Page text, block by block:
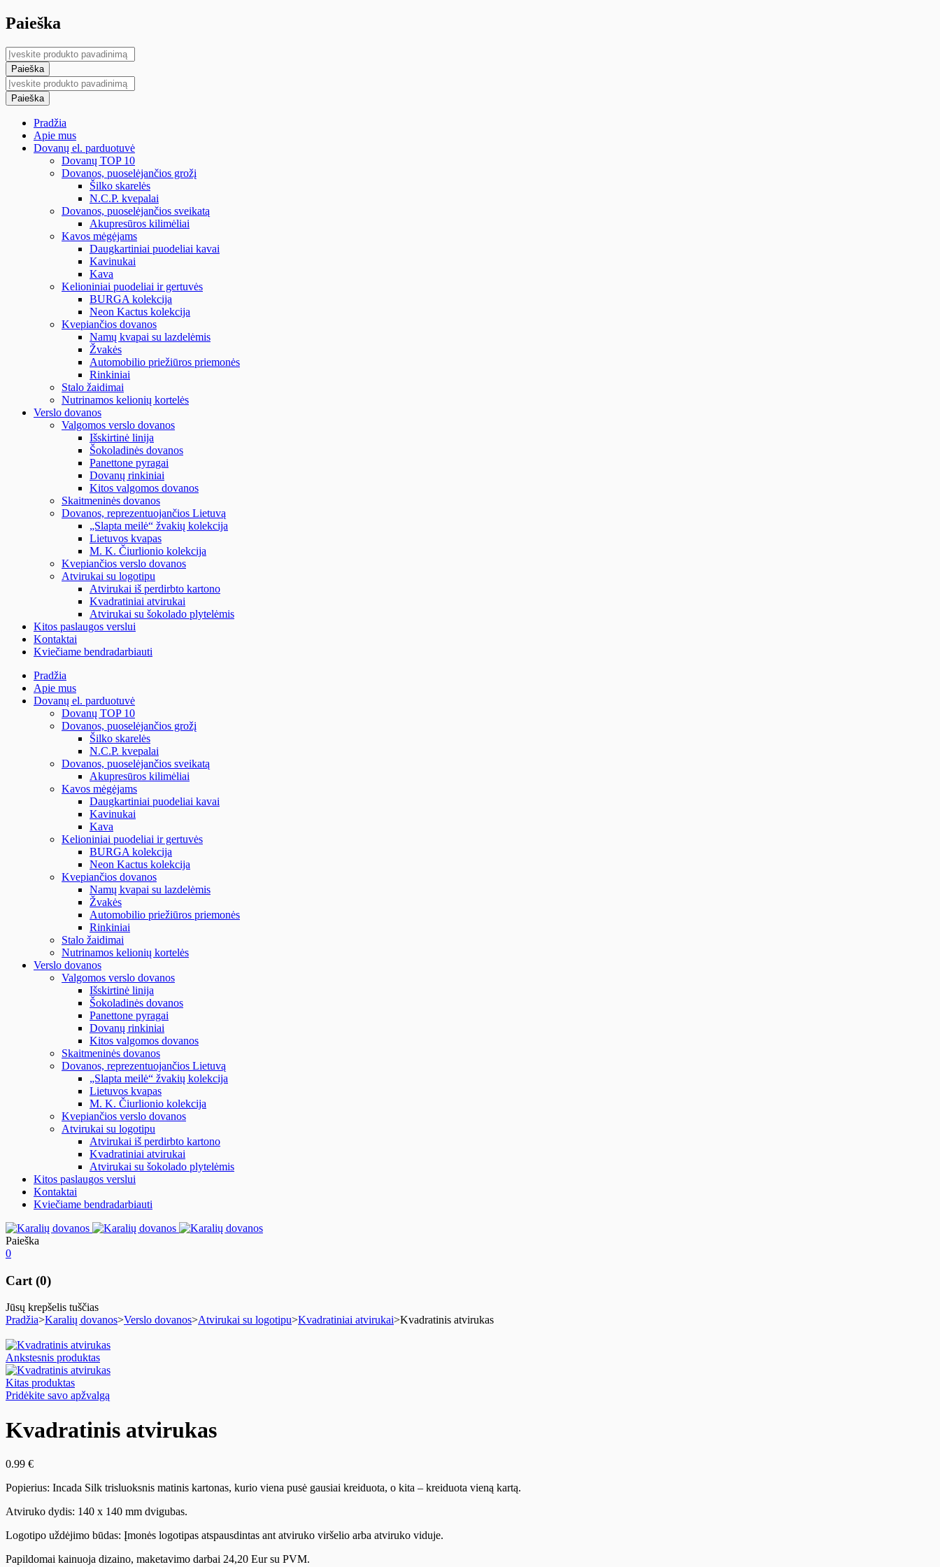
Paieška
Pradžia
Apie mus
Dovanų el. parduotuvė
Dovanų TOP 10
Dovanos, puoselėjančios grožį
Šilko skarelės
N.C.P. kvepalai
Dovanos, puoselėjančios sveikatą
Akupresūros kilimėliai
Kavos mėgėjams
Daugkartiniai puodeliai kavai
Kavinukai
Kava
Kelioniniai puodeliai ir gertuvės
BURGA kolekcija
Neon Kactus kolekcija
Kvepiančios dovanos
Namų kvapai su lazdelėmis
Žvakės
Automobilio priežiūros priemonės
Rinkiniai
Stalo žaidimai
Nutrinamos kelionių kortelės
Verslo dovanos
Valgomos verslo dovanos
Išskirtinė linija
Šokoladinės dovanos
Panettone pyragai
Dovanų rinkiniai
Kitos valgomos dovanos
Skaitmeninės dovanos
Dovanos, reprezentuojančios Lietuvą
„Slapta meilė“ žvakių kolekcija
Lietuvos kvapas
M. K. Čiurlionio kolekcija
Kvepiančios verslo dovanos
Atvirukai su logotipu
Atvirukai iš perdirbto kartono
Kvadratiniai atvirukai
Atvirukai su šokolado plytelėmis
Kitos paslaugos verslui
Kontaktai
Kviečiame bendradarbiauti
Pradžia
Apie mus
Dovanų el. parduotuvė
Dovanų TOP 10
Dovanos, puoselėjančios grožį
Šilko skarelės
N.C.P. kvepalai
Dovanos, puoselėjančios sveikatą
Akupresūros kilimėliai
Kavos mėgėjams
Daugkartiniai puodeliai kavai
Kavinukai
Kava
Kelioniniai puodeliai ir gertuvės
BURGA kolekcija
Neon Kactus kolekcija
Kvepiančios dovanos
Namų kvapai su lazdelėmis
Žvakės
Automobilio priežiūros priemonės
Rinkiniai
Stalo žaidimai
Nutrinamos kelionių kortelės
Verslo dovanos
Valgomos verslo dovanos
Išskirtinė linija
Šokoladinės dovanos
Panettone pyragai
Dovanų rinkiniai
Kitos valgomos dovanos
Skaitmeninės dovanos
Dovanos, reprezentuojančios Lietuvą
„Slapta meilė“ žvakių kolekcija
Lietuvos kvapas
M. K. Čiurlionio kolekcija
Kvepiančios verslo dovanos
Atvirukai su logotipu
Atvirukai iš perdirbto kartono
Kvadratiniai atvirukai
Atvirukai su šokolado plytelėmis
Kitos paslaugos verslui
Kontaktai
Kviečiame bendradarbiauti
Paieška
0
Cart (0)
Jūsų krepšelis tuščias
Pradžia>Karalių dovanos>Verslo dovanos>Atvirukai su logotipu>Kvadratiniai atvirukai>Kvadratinis atvirukas
Ankstesnis produktas
Kitas produktas
Pridėkite savo apžvalgą
Kvadratinis atvirukas
0.99 €
Popierius: Incada Silk trisluoksnis matinis kartonas, kurio viena pusė gausiai kreiduota, o kita – kreiduota vieną kartą.
Atviruko dydis: 140 x 140 mm dvigubas.
Logotipo uždėjimo būdas: Įmonės logotipas atspausdintas ant atviruko viršelio arba atviruko viduje.
Papildomai kainuoja dizaino, maketavimo darbai 24,20 Eur su PVM.